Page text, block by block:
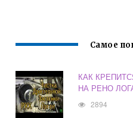
Самое
КАК
НА РЕНО
2894